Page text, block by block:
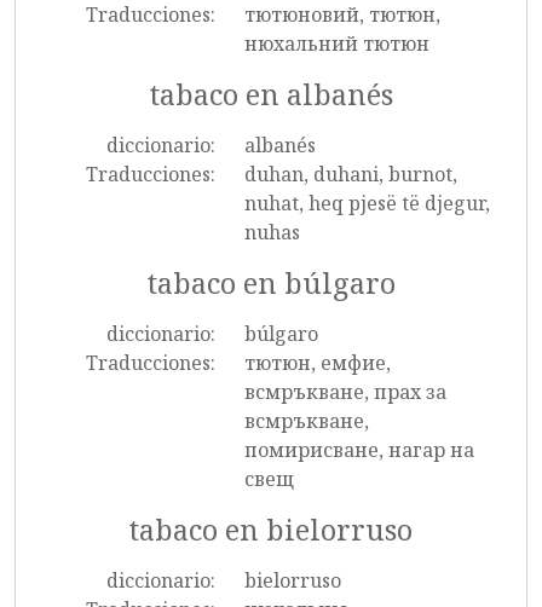
Traducciones:
тютюновий, тютюн,
нюхальний тютюн
tabaco en albanés
diccionario:
albanés
Traducciones:
duhan, duhani, burnot,
nuhat, heq pjesë të djegur,
nuhas
tabaco en búlgaro
diccionario:
búlgaro
Traducciones:
тютюн, емфие,
всмръкване, прах за
всмръкване,
помирисване, нагар на
свещ
tabaco en bielorruso
diccionario:
bielorruso